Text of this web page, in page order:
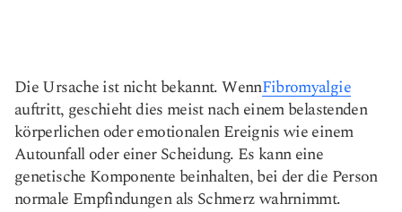
Die Ursache ist nicht bekannt. WennFibromyalgie
auftritt, geschieht dies meist nach einem belastenden
körperlichen oder emotionalen Ereignis wie einem
Autounfall oder einer Scheidung. Es kann eine
genetische Komponente beinhalten, bei der die Person
normale Empfindungen als Schmerz wahrnimmt.